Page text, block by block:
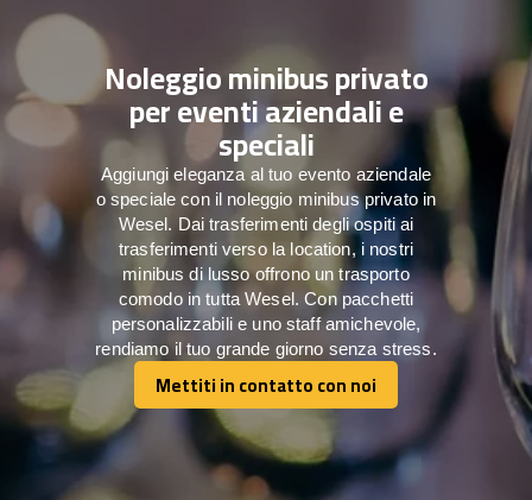
Noleggio minibus privato
per eventi aziendali e
speciali
Aggiungi eleganza al tuo evento aziendale
o speciale con il noleggio minibus privato in
Wesel. Dai trasferimenti degli ospiti ai
trasferimenti verso la location, i nostri
minibus di lusso offrono un trasporto
comodo in tutta Wesel. Con pacchetti
personalizzabili e uno staff amichevole,
rendiamo il tuo grande giorno senza stress.
Mettiti in contatto con noi
Mettiti in contatto con noi